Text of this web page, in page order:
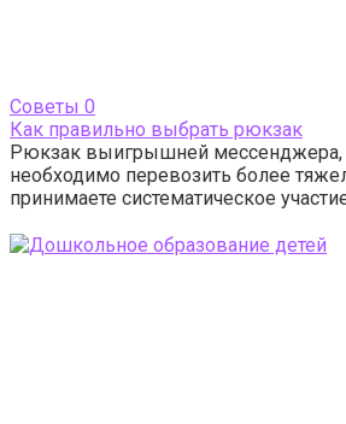
Cоветы 0
Как правильно выбрать рюкзак
Рюкзак выигрышней мессенджера,
необходимо перевозить более
принимаете систематическое